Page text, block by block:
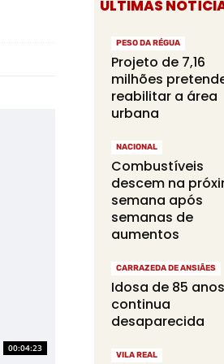
00:04:23
ÚLTIMAS
PESO DA RÉGUA
Projeto de 7,16
milhões
reabilitar a área
urbana
NACIONAL
Combustíveis
descem na
semana após
semanas de
aumentos
CARRAZEDA DE ANSIÃES
Idosa de 85 anos
continua
desaparecida
VILA REAL